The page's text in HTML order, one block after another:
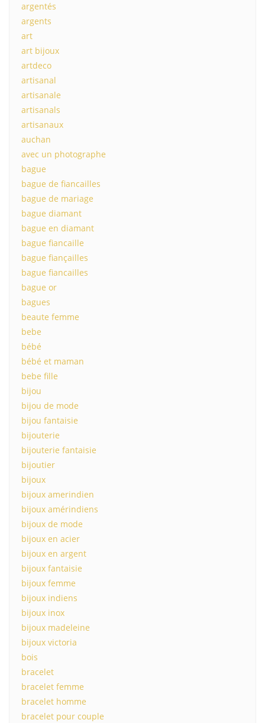
argentés
argents
art
art bijoux
artdeco
artisanal
artisanale
artisanals
artisanaux
auchan
avec un photographe
bague
bague de fiancailles
bague de mariage
bague diamant
bague en diamant
bague fiancaille
bague fiançailles
bague fiancailles
bague or
bagues
beaute femme
bebe
bébé
bébé et maman
bebe fille
bijou
bijou de mode
bijou fantaisie
bijouterie
bijouterie fantaisie
bijoutier
bijoux
bijoux amerindien
bijoux amérindiens
bijoux de mode
bijoux en acier
bijoux en argent
bijoux fantaisie
bijoux femme
bijoux indiens
bijoux inox
bijoux madeleine
bijoux victoria
bois
bracelet
bracelet femme
bracelet homme
bracelet pour couple